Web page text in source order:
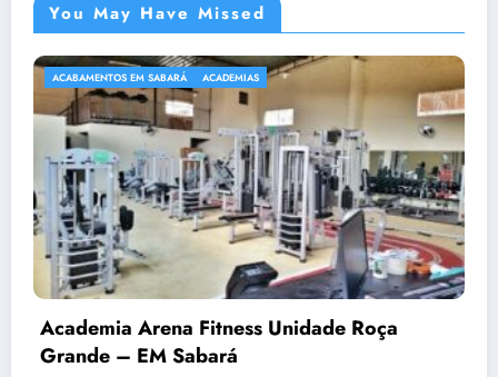
You May Have Missed
ACABAMENTOS EM SABARÁ ACADEMIAS
Academia Arena Fitness Unidade Roça
Grande – EM Sabará